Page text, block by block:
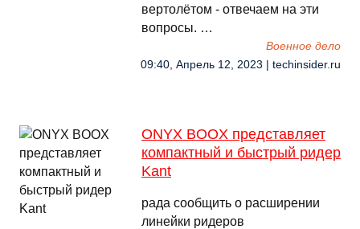
вертолётом - отвечаем на эти
вопросы. …
Военное дело
09:40, Апрель 12, 2023 | techinsider.ru
ONYX BOOX представляет
компактный и быстрый ридер
Kant
рада сообщить о расширении
линейки ридеров